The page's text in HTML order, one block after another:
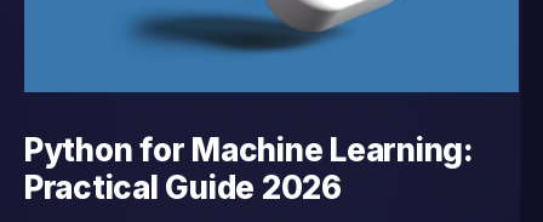
Python for Machine Learning:
Practical Guide 2026